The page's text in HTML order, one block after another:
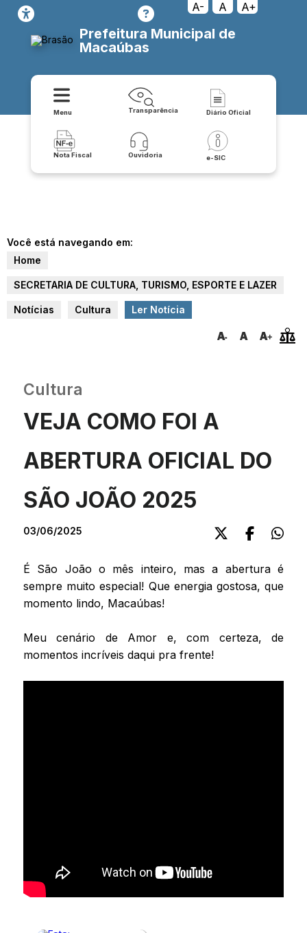
A- A A+
Prefeitura Municipal de
Macaúbas
Menu Transparência Diário Oficial
Nota Fiscal Ouvidoria e-SIC
Você está navegando em:
Home
SECRETARIA DE CULTURA, TURISMO, ESPORTE E LAZER
Notícias Cultura Ler Notícia
Cultura
VEJA COMO FOI A
ABERTURA OFICIAL DO
SÃO JOÃO 2025
03/06/2025
É São João o mês inteiro, mas a abertura é
sempre muito especial! Que energia gostosa, que
momento lindo, Macaúbas!
Meu cenário de Amor e, com certeza, de
momentos incríveis daqui pra frente!